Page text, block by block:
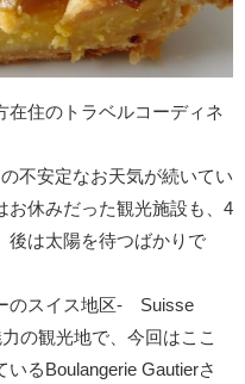
在住のトラベルコーディネ
不安定なお天気が続いてい
お休みだった観光施設も、4
後は太陽を待つばかりで
のスイス地区- Suisse
の観光地で、今回はここ
るBoulangerie Gautierさ